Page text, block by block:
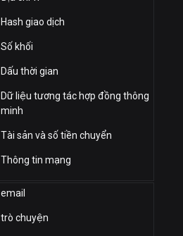
Hash giao dịch
Số khối
Dấu thời gian
Dữ liệu tương tác hợp đồng thông
minh
Tài sản và số tiền chuyển
Thông tin mạng
email
trò chuyện